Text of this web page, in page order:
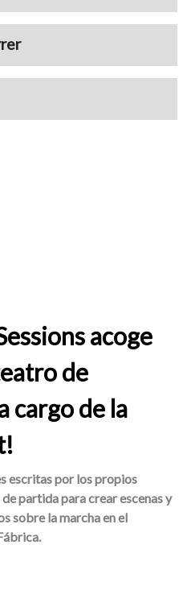
acoge
de
cargo de la
escritas por los propios
partida para crear escenas y
sobre la marcha en el